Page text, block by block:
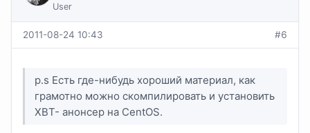
User
2011-08-24 10:43 #6
p.s Есть где-нибудь хороший материал, как
грамотно можно скомпилировать и установить
XBT- анонсер на CentOS.